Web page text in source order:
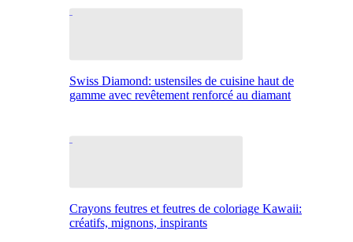
Swiss Diamond: ustensiles de cuisine haut de
gamme avec revêtement renforcé au diamant
Crayons feutres et feutres de coloriage Kawaii:
créatifs, mignons, inspirants